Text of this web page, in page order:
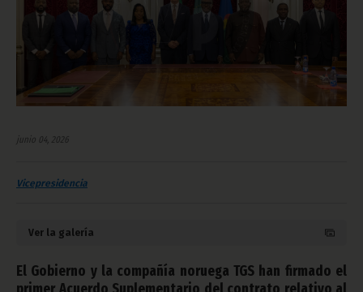
junio 04, 2026
Vicepresidencia
Ver la galería
El Gobierno y la compañía noruega TGS han firmado el
primer Acuerdo Suplementario del contrato relativo al